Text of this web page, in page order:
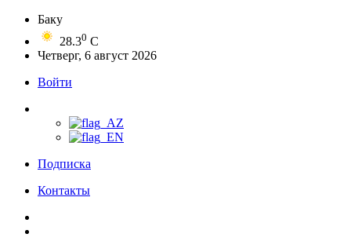
Баку
28.30 C
Четверг, 6 август 2026
Войти
Подписка
Контакты